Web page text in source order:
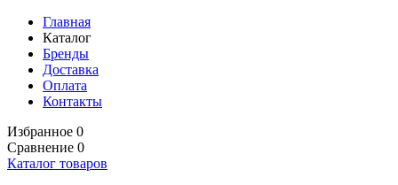
Главная
Каталог
Бренды
Доставка
Оплата
Контакты
Избранное 0
Сравнение 0
Каталог товаров